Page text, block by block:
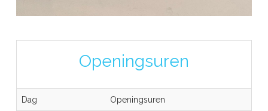
Openingsuren
Dag Openingsuren